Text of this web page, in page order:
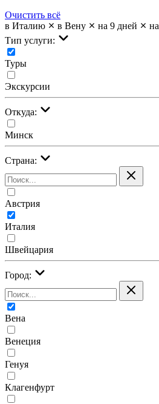
Очистить всё
в Италию
в Вену на 9 дней
Тип услуги:
Туры
Экскурсии
Откуда:
Минск
Страна:
Австрия
Италия
Швейцария
Город:
Вена
Венеция
Генуя
Клагенфурт